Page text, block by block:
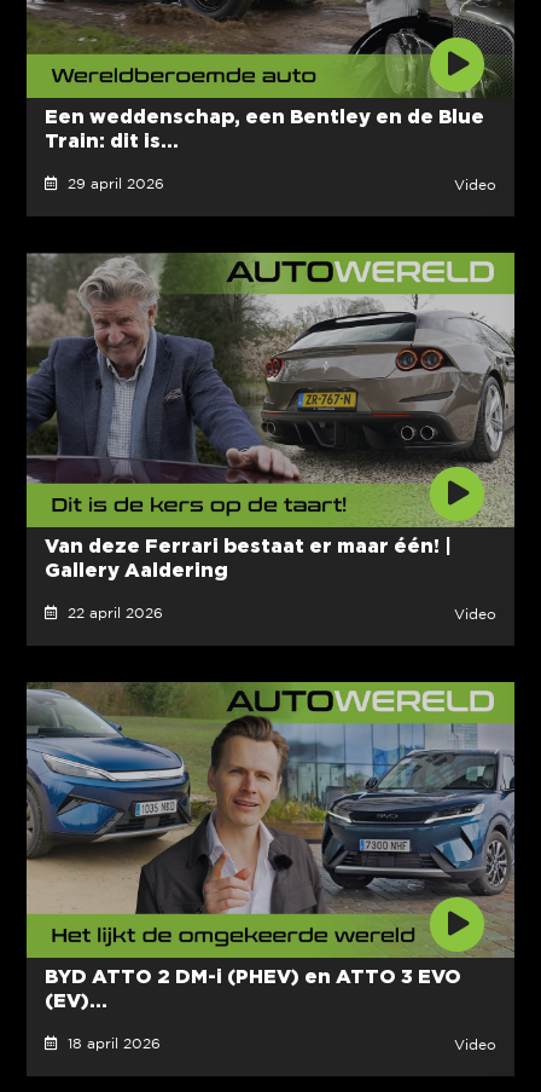
Een weddenschap, een Bentley en de Blue
Train: dit is...
29 april 2026 Video
Van deze Ferrari bestaat er maar één! |
Gallery Aaldering
22 april 2026 Video
BYD ATTO 2 DM-i (PHEV) en ATTO 3 EVO
(EV)...
18 april 2026 Video